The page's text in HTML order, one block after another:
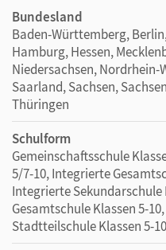
Bundesland
Baden-Württemberg,
Hamburg, Hessen,
Niedersachsen,
Saarland, Sachsen,
Thüringen
Schulform
Gemeinschaftsschule
5/7-10, Integrierte
Integrierte Sekundarschule
Gesamtschule Klassen 5-
Stadtteilschule Klassen 5-10